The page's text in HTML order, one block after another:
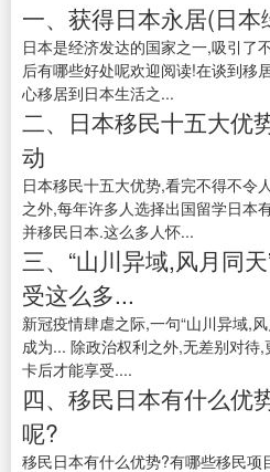
一、获得日本永居(日
日本是经济发达的国家之一,吸引了
后有哪些好处呢欢迎阅读!在谈到移
心移居到日本生活之...
二、日本移民十五大优
动
日本移民十五大优势,看完不得不令
之外,每年许多人选择出国留学日本
并移民日本.这么多人怀...
三、“山川异域,风月同
受这么多...
新冠疫情肆虐之际,一句“山川异域,
成为... 除政治权利之外,无差别对待
卡后才能享受....
四、移民日本有什么优
呢?
移民日本有什么优势?有哪些移民